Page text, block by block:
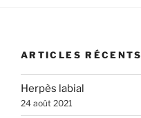
ARTICLES RÉCENTS
Herpès labial
24 août 2021